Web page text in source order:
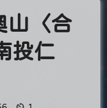
山〈合
投仁